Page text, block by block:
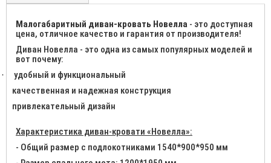
Малогабаритный диван-кровать Новелла - это доступная
цена, отличное качество и гарантия от производителя!
Диван Новелла - это одна из самых популярных моделей и
вот почему:
·
удобный и функциональный
качественная и надежная конструкция
привлекательный дизайн
Характеристика диван-кровати «Новелла»:
- Общий размер с подлокотниками 1540*900*950 мм